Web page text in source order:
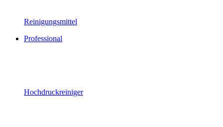
Reinigungsmittel
Professional
Hochdruckreiniger